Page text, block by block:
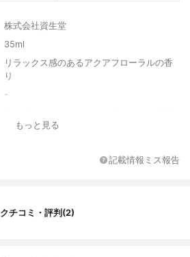
株式会社資生堂
35ml
リラックス感のあるアクアフローラルの香
り
-
ポリデセン、ベヘニルアルコール、ジメチ
イノシトール、ムクロジエキス、水溶性コ
エキス、アルギニンＨＣｌ、ウンシュウミ
もっと見る
記載情報ミス報告
クチコミ・評判(2)